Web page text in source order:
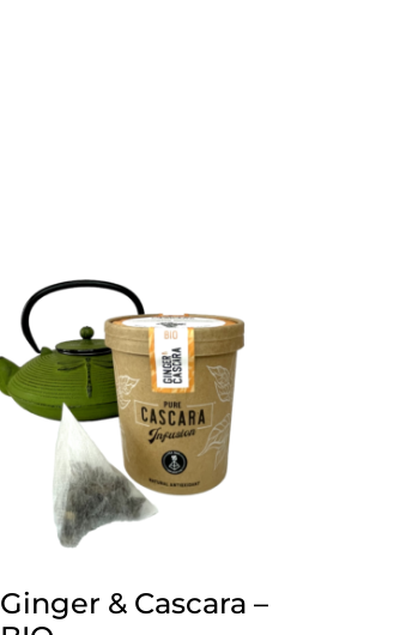
Ginger & Cascara –